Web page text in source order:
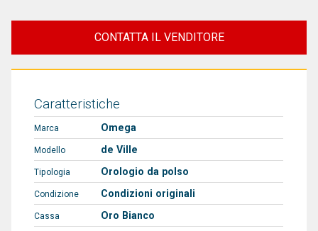
CONTATTA IL VENDITORE
Caratteristiche
Marca Omega
Modello de Ville
Tipologia Orologio da polso
Condizione Condizioni originali
Cassa Oro Bianco